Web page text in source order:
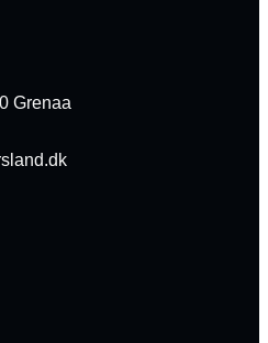
Grenaa